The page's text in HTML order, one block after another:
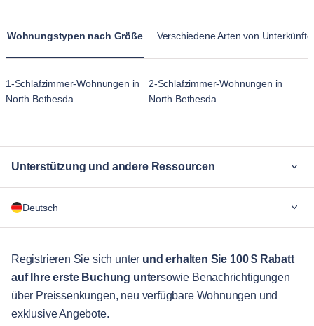
vorübergehende Atmosphäre von Hotelunterkünften.
Wohnungstypen nach Größe Verschiedene Arten von
1-Schlafzimmer-Wohnungen in
North Bethesda
2-Schlafzimmer-Wohnungen in
North Bethesda
Unterstützung und andere Ressourcen
Für Unternehmen
Gästebetreuung
Stadt-Guide
Partner
Deutsch
English
Português
Registrieren Sie sich unter und erhalten Sie 100 $ Rabatt
auf Ihre erste Buchung untersowie Benachrichtigungen
über Preissenkungen, neu verfügbare Wohnungen und
exklusive Angebote.